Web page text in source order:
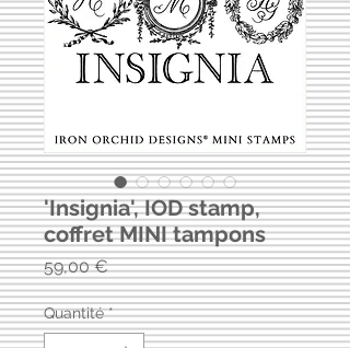
'Insignia', IOD stamp,
coffret MINI tampons
59,00 €Prix
Quantité *